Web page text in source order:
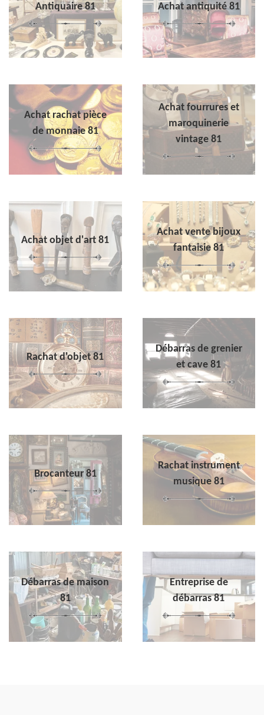
Antiquaire 81 Achat antiquité 81
Achat rachat pièce
de monnaie 81
Achat fourrures et
maroquinerie
vintage 81
Achat objet d'art 81
Achat vente bijoux
fantaisie 81
Rachat d'objet 81
Débarras de grenier
et cave 81
Brocanteur 81
Rachat instrument
musique 81
Débarras de maison
81
Entreprise de
débarras 81